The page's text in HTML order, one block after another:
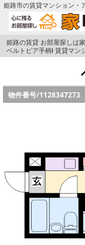
姫路市の賃貸マンション・
TOPページ
ペットOK物件
保証人不要物件
初期費用リーズナ
路線·駅から探す
姫路の賃貸 お部屋探しは
ベルトピア手柄Ⅰ 賃貸マン
物件番号/1128347273